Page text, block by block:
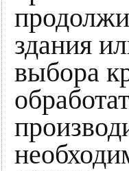
здания
выбора